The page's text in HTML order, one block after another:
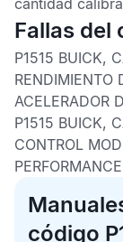
cantidad
Fallas del
P1515 BUICK,
RENDIMIENTO
ACELERADOR
P1515 BUICK,
CONTROL
PERFORMANCE
código